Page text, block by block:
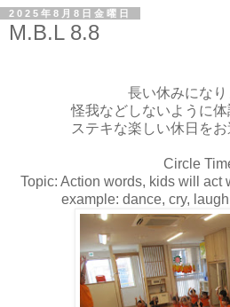
2025年8月8日金曜日
M.B.L 8.8
長い休みになり
怪我などしないように
ステキな楽しい休日をお
Circle
Topic: Action words, kids will act
example: dance, cry,